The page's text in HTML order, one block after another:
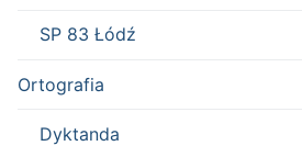
SP 83 Łódź
Ortografia
Dyktanda